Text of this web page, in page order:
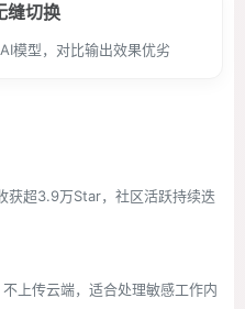
缝切换
模型，对比输出效果优劣
获超3.9万Star，社区活跃持续迭
上传云端，适合处理敏感工作内